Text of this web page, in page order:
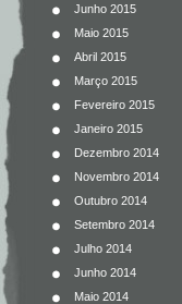
Junho 2015
Maio 2015
Abril 2015
Março 2015
Fevereiro 2015
Janeiro 2015
Dezembro 2014
Novembro 2014
Outubro 2014
Setembro 2014
Julho 2014
Junho 2014
Maio 2014